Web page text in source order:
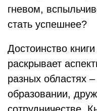
гневом,
стать успешнее?
Достоинство
раскрывает
разных областях
образовании,